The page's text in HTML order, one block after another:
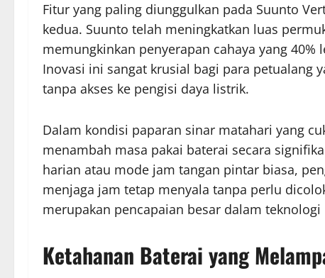
Fitur yang paling diunggulkan pada Suunto
kedua. Suunto telah meningkatkan luas
memungkinkan penyerapan cahaya yang
Inovasi ini sangat krusial bagi para petualang
tanpa akses ke pengisi daya listrik.
Dalam kondisi paparan sinar matahari yang
menambah masa pakai baterai secara
harian atau mode jam tangan pintar biasa,
menjaga jam tetap menyala tanpa perlu
merupakan pencapaian besar dalam teknologi
Ketahanan Baterai yang